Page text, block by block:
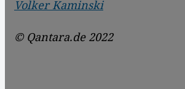
Volker Kaminski
© Qantara.de 2022